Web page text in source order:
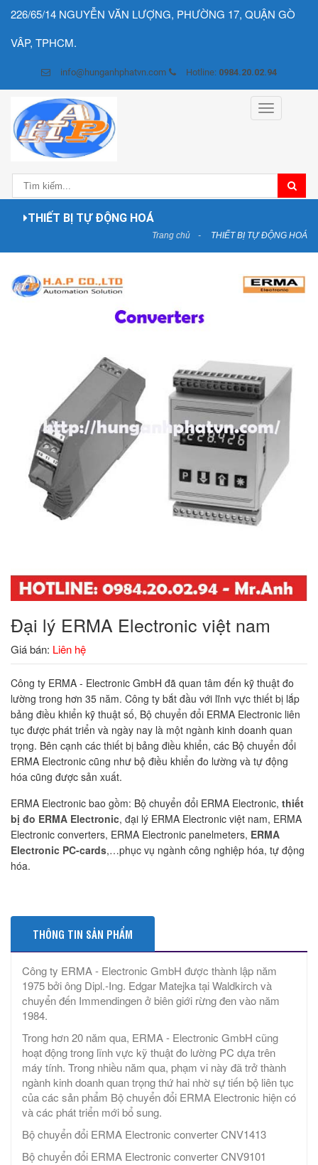
226/65/14 NGUYỄN VĂN LƯỢNG, PHƯỜNG 17, QUẬN GÒ
VÂP, TPHCM.
info@hunganhphatvn.com Hotline: 0984.20.02.94
Toggle
navigation
THIẾT BỊ TỰ ĐỘNG HOÁ
Trang chủ THIẾT BỊ TỰ ĐỘNG HOÁ
Đại lý ERMA Electronic việt nam
Giá bán: Liên hệ
Công ty ERMA - Electronic GmbH đã quan tâm đến kỹ thuật đo
lường trong hơn 35 năm. Công ty bắt đầu với lĩnh vực thiết bị lắp
bảng điều khiển kỹ thuật số, Bộ chuyển đổi ERMA Electronic liên
tục được phát triển và ngày nay là một ngành kinh doanh quan
trọng. Bên cạnh các thiết bị bảng điều khiển, các Bộ chuyển đổi
ERMA Electronic cũng như bộ điều khiển đo lường và tự động
hóa cũng được sản xuất.
ERMA Electronic bao gồm: Bộ chuyển đổi ERMA Electronic, thiết
bị đo ERMA Electronic, đại lý ERMA Electronic việt nam, ERMA
Electronic converters, ERMA Electronic panelmeters, ERMA
Electronic PC-cards,…phục vụ ngành công nghiệp hóa, tự động
hóa.
THÔNG TIN SẢN PHẨM
Công ty ERMA - Electronic GmbH được thành lập năm
1975 bởi ông Dipl.-Ing. Edgar Matejka tại Waldkirch và
chuyển đến Immendingen ở biên giới rừng đen vào năm
1984.
Trong hơn 20 năm qua, ERMA - Electronic GmbH cũng
hoạt động trong lĩnh vực kỹ thuật đo lường PC dựa trên
máy tính. Trong nhiều năm qua, phạm vi này đã trở thành
ngành kinh doanh quan trọng thứ hai nhờ sự tiến bộ liên tục
của các sản phẩm Bộ chuyển đổi ERMA Electronic hiện có
và các phát triển mới bổ sung.
Bộ chuyển đổi ERMA Electronic converter CNV1413
Bộ chuyển đổi ERMA Electronic converter CNV9101